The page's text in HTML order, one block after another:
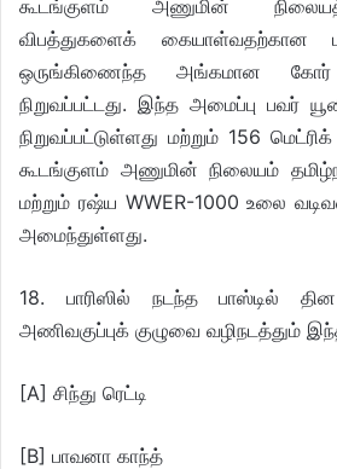
கூடங்குளம் அணுமின்
விபத்துகளைக் கையாள்வதற்கான
ஒருங்கிணைந்த அங்கமான கோர்
நிறுவப்பட்டது. இந்த அமைப்பு பவர்
நிறுவப்பட்டுள்ளது மற்றும் 156
கூடங்குளம் அணுமின் நிலையம்
மற்றும் ரஷ்ய WWER-1000 உலை
அமைந்துள்ளது.
18. பாரிஸில் நடந்த பாஸ்டில்
அணிவகுப்புக் குழுவை வழிநடத்தும்
[A] சிந்து ரெட்டி
[B] பாவனா காந்த்